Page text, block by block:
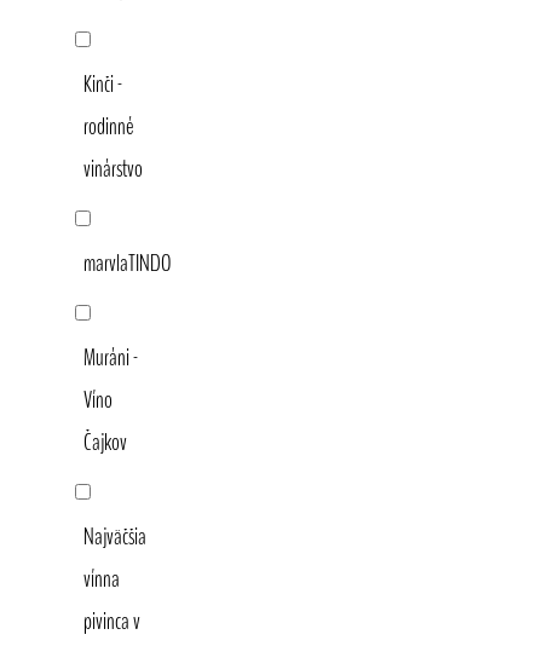
Kinči -
rodinné
vinárstvo
marvlaTINDO
Muráni -
Víno
Čajkov
Najväčšia
vínna
pivinca v